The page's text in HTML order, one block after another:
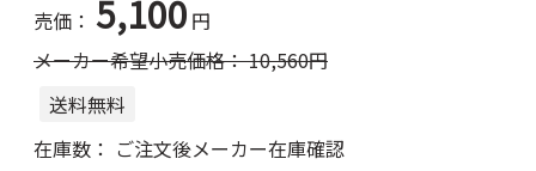
売価： 5,100 円
メーカー希望小売価格：10,560円
送料無料
在庫数： ご注文後メーカー在庫確認